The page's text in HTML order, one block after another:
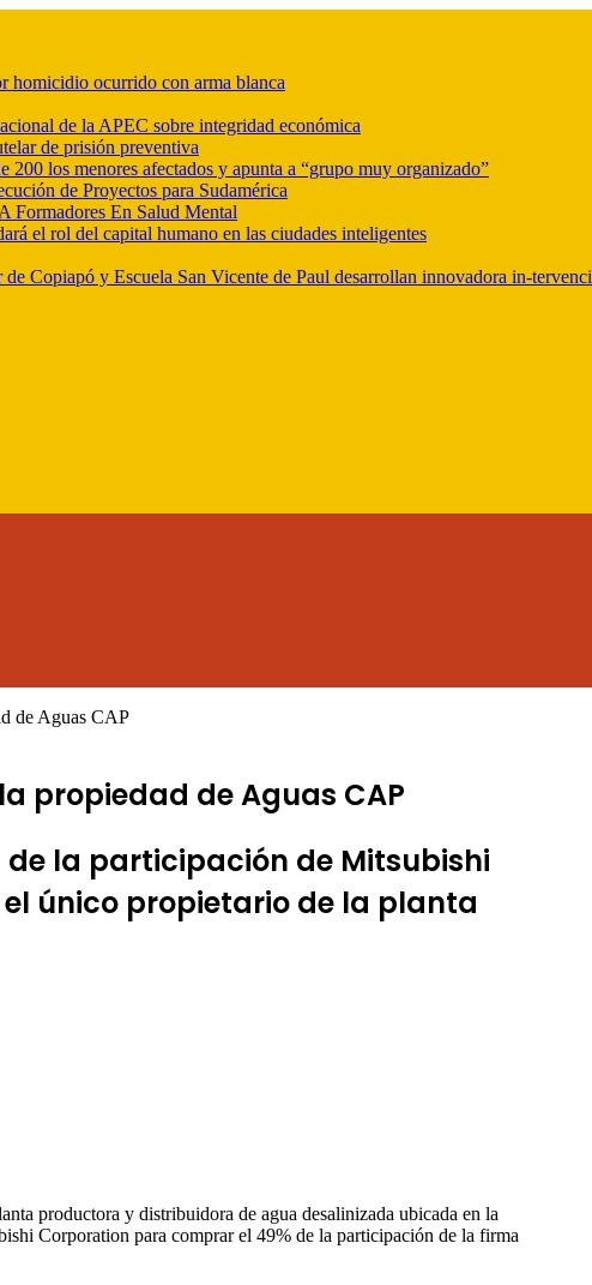
homicidio ocurrido con arma blanca
de la APEC sobre integridad económica
de prisión preventiva
los menores afectados y apunta a “grupo muy organizado”
de Proyectos para Sudamérica
En Salud Mental
el rol del capital humano en las ciudades inteligentes
Copiapó y Escuela San Vicente de Paul desarrollan innovadora in-
de Aguas CAP
propiedad de Aguas CAP
la participación de Mitsubishi
único propietario de la planta
productora y distribuidora de agua desalinizada ubicada en la
Corporation para comprar el 49% de la participación de la firma